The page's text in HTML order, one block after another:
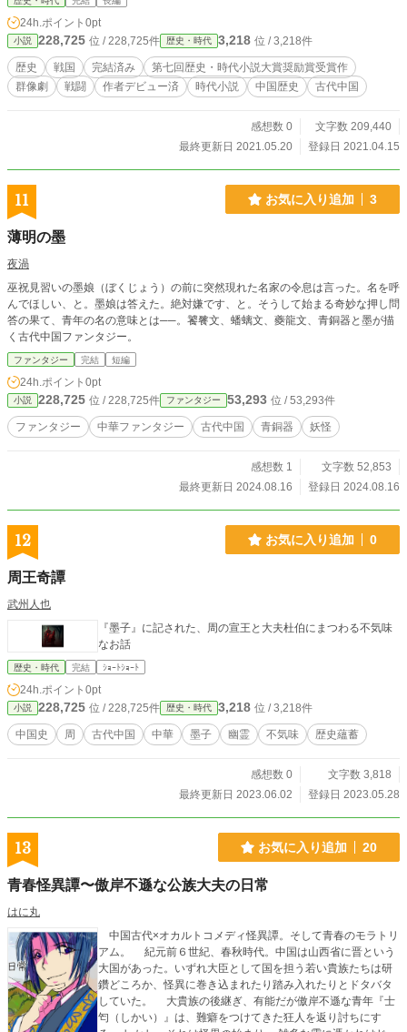
24h.ポイント 0pt
小説 228,725 位 / 228,725件 歴史・時代 3,218 位 / 3,218件
歴史 戦国 完結済み
第七回歴史・時代小説大賞奨励賞受賞作
群像劇
戦闘 作者デビュー済 時代小説 中国歴史 古代中国
感想数 0
文字数 209,440
最終更新日 2021.05.20
登録日 2021.04.15
11 お気に入り追加 3
薄明の墨
夜渦
巫祝見習いの墨娘（ぼくじょう）の前に突然現れた名家の令息は言った。名を呼
んでほしい、と。墨娘は答えた。絶対嫌です、と。そうして始まる奇妙な押し問
答の果て、青年の名の意味とは──。饕餮文、蟠螭文、夔龍文、青銅器と墨が描
く古代中国ファンタジー。
ファンタジー 完結 短編
24h.ポイント 0pt
小説 228,725 位 / 228,725件 ファンタジー 53,293 位 / 53,293件
ファンタジー 中華ファンタジー 古代中国 青銅器 妖怪
感想数 1
文字数 52,853
最終更新日 2024.08.16
登録日 2024.08.16
12 お気に入り追加 0
周王奇譚
武州人也
『墨子』に記された、周の宣王と大夫杜伯にまつわる不気味
なお話
歴史・時代 完結 ｼｮｰﾄｼｮｰﾄ
24h.ポイント 0pt
小説 228,725 位 / 228,725件 歴史・時代 3,218 位 / 3,218件
中国史 周 古代中国 中華 墨子 幽霊 不気味 歴史蘊蓄
感想数 0
文字数 3,818
最終更新日 2023.06.02
登録日 2023.05.28
13 お気に入り追加 20
青春怪異譚〜傲岸不遜な公族大夫の日常
はに丸
中国古代×オカルトコメディ怪異譚。そして青春のモラトリ
アム。 紀元前６世紀、春秋時代。中国は山西省に晋という
大国があった。いずれ大臣として国を担う若い貴族たちは研
鑽どころか、怪異に巻き込まれたり踏み入れたりとドタバタ
していた。 大貴族の後継ぎ、有能だが傲岸不遜な青年『士
匄（しかい）』は、難癖をつけてきた狂人を返り討ちにす